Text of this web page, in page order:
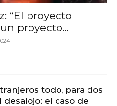
“El proyecto
proyecto...
todo, para dos
desalojo: el caso de